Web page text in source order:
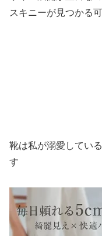
スキニーが見つかる
靴は私が溺愛してい
す